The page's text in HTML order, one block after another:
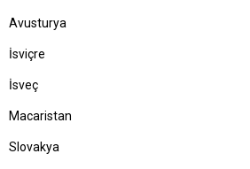
Avusturya
İsviçre
İsveç
Macaristan
Slovakya